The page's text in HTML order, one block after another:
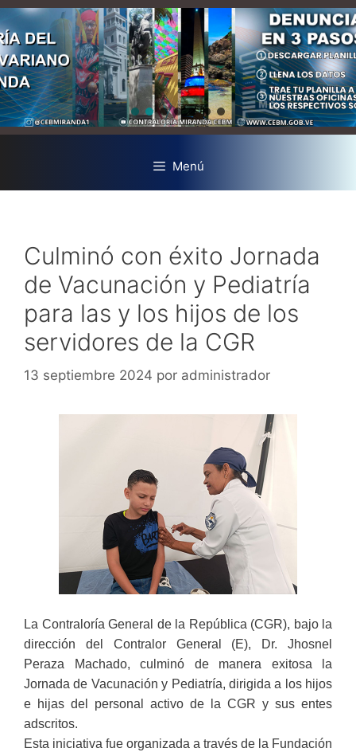
Menú
Culminó con éxito Jornada
de Vacunación y Pediatría
para las y los hijos de los
servidores de la CGR
13 septiembre 2024 por administrador
La Contraloría General de la República (CGR), bajo la
dirección del Contralor General (E), Dr. Jhosnel
Peraza Machado, culminó de manera exitosa la
Jornada de Vacunación y Pediatría, dirigida a los hijos
e hijas del personal activo de la CGR y sus entes
adscritos.
Esta iniciativa fue organizada a través de la Fundación